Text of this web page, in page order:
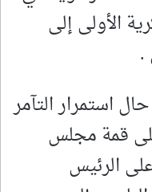
الأولى إلى
.
استمرار التآمر
قمة مجلس
الرئيس